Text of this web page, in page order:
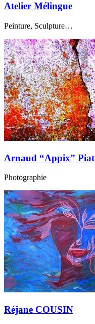
Atelier Mélingue
Peinture, Sculpture…
Arnaud “Appix” Piat
Photographie
Réjane COUSIN